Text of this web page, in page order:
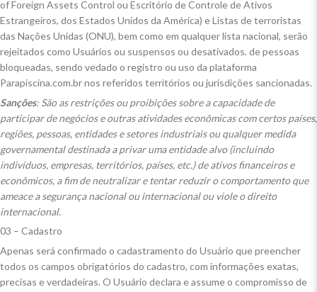
of Foreign Assets Control ou Escritório de Controle de Ativos
Estrangeiros, dos Estados Unidos da América) e Listas de terroristas
das Nações Unidas (ONU), bem como em qualquer lista nacional, serão
rejeitados como Usuários ou suspensos ou desativados. de pessoas
bloqueadas, sendo vedado o registro ou uso da plataforma
Parapiscina.com.br nos referidos territórios ou jurisdições sancionadas.
Sanções: São as restrições ou proibições sobre a capacidade de
participar de negócios e outras atividades econômicas com certos países,
regiões, pessoas, entidades e setores industriais ou qualquer medida
governamental destinada a privar uma entidade alvo (incluindo
indivíduos, empresas, territórios, países, etc.) de ativos financeiros e
econômicos, a fim de neutralizar e tentar reduzir o comportamento que
ameace a segurança nacional ou internacional ou viole o direito
internacional.
03 – Cadastro
Apenas será confirmado o cadastramento do Usuário que preencher
todos os campos obrigatórios do cadastro, com informações exatas,
precisas e verdadeiras. O Usuário declara e assume o compromisso de